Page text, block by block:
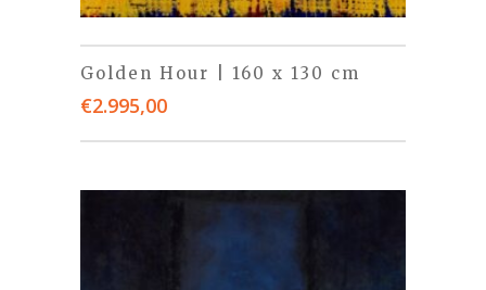
Golden Hour | 160 x 130 cm
€2.995,00